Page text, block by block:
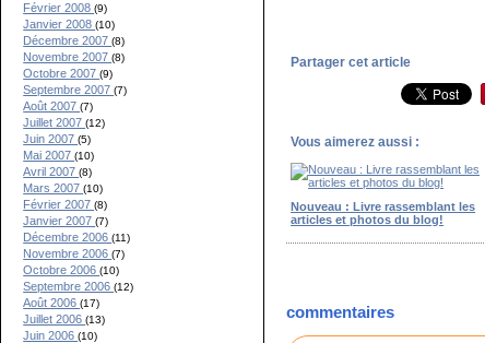
Février 2008(9)
Janvier 2008(10)
Décembre 2007(8)
Novembre 2007(8)
Octobre 2007(9)
Septembre 2007(7)
Août 2007(7)
Juillet 2007(12)
Juin 2007(5)
Mai 2007(10)
Avril 2007(8)
Mars 2007(10)
Février 2007(8)
Janvier 2007(7)
Décembre 2006(11)
Novembre 2006(7)
Octobre 2006(10)
Septembre 2006(12)
Août 2006(17)
Juillet 2006(13)
Juin 2006(10)
Partager cet article
Vous aimerez aussi :
Nouveau : Livre rassemblant les
articles et photos du blog!
commentaires